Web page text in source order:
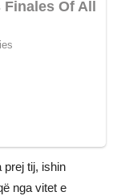
prej tij, ishin
nga vitet e